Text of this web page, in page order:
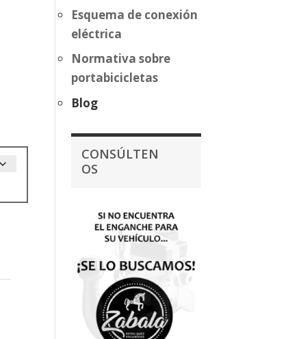
Esquema de conexión
eléctrica
Normativa sobre
portabicicletas
Blog
CONSÚLTEN
OS